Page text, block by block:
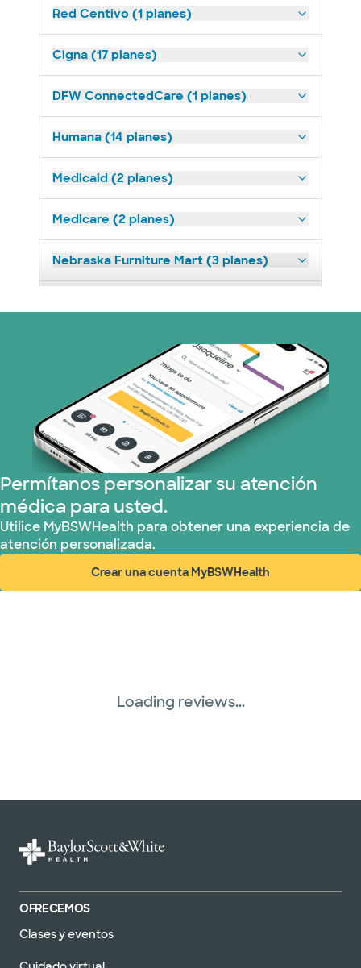
Red Centivo (1 planes)
Cigna (17 planes)
DFW ConnectedCare (1 planes)
Humana (14 planes)
Medicaid (2 planes)
Medicare (2 planes)
Nebraska Furniture Mart (3 planes)
Plan de Salud Superior (19 planes)
Tricare (3 planes)
TriWest HealthCare (1 planes)
United HealthCare (33 planes)
WellMed (15 planes)
Permítanos personalizar su atención
médica para usted.
Utilice MyBSWHealth para obtener una experiencia de
atención personalizada.
Crear una cuenta MyBSWHealth
(abre en ventana nueva)
Loading reviews...
OFRECEMOS
Clases y eventos